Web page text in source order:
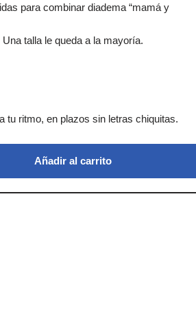
para combinar diadema “mamá y
talla le queda a la mayoría.
Añadir al carrito